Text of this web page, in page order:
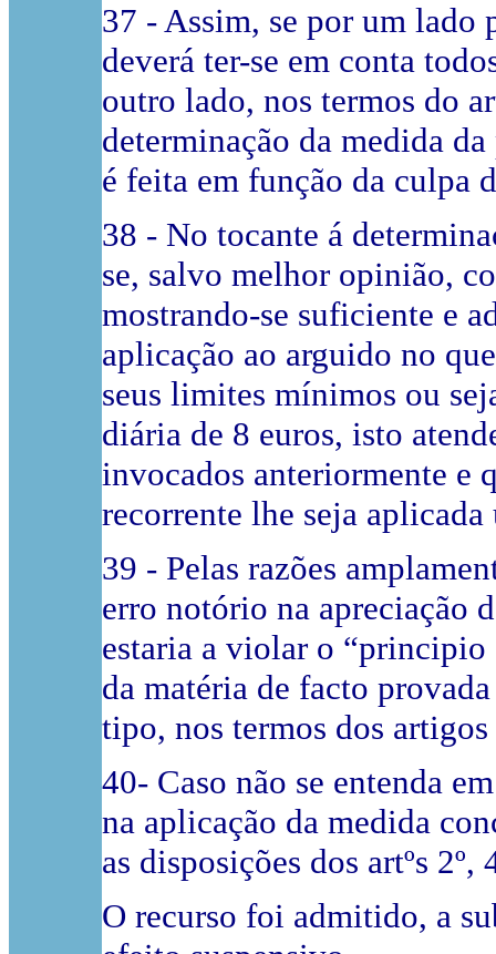
37 - Assim, se por um lado
deverá ter-se em conta
outro lado, nos termos do
determinação da medida
é feita em função da culpa
38 - No tocante á
se, salvo melhor opinião,
mostrando-se suficiente e
aplicação ao arguido no
seus limites mínimos ou
diária de 8 euros, isto
invocados anteriormente e
recorrente lhe seja
39 - Pelas razões
erro notório na apreciação
estaria a violar o
da matéria de facto
tipo, nos termos dos artigos
40- Caso não se entenda
na aplicação da medida
as disposições dos artºs
O recurso foi admitido, a